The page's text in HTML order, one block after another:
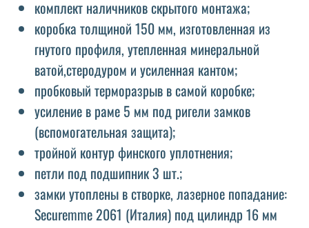
комплект наличников скрытого монтажа;
коробка толщиной 150 мм, изготовленная из
гнутого профиля, утепленная минеральной
ватой,стеродуром и усиленная кантом;
пробковый терморазрыв в самой коробке;
усиление в раме 5 мм под ригели замков
(вспомогательная защита);
тройной контур финского уплотнения;
петли под подшипник 3 шт.;
замки утоплены в створке, лазерное попадание:
Securemme 2061 (Италия) под цилиндр 16 мм